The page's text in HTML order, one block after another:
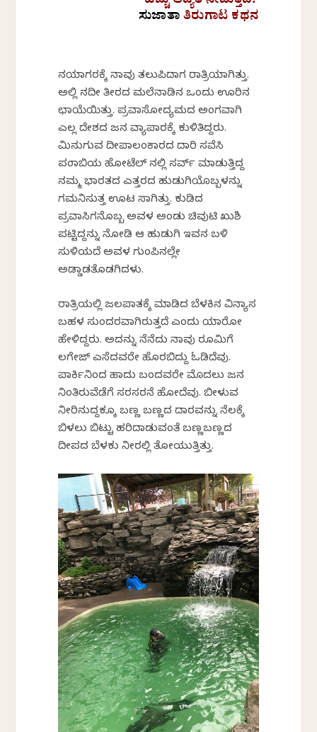
ಸುಜಾತಾತಿರುಗಾಟ ಕಥನ
ನಯಾಗರಕ್ಕೆ ನಾವು ತಲುಪಿದಾಗ ರಾತ್ರಿಯಾಗಿತ್ತು.
ಅಲ್ಲಿ ನದೀ ತೀರದ ಮಲೆನಾಡಿನ ಒಂದು ಊರಿನ
ಛಾಯೆಯಿತ್ತು. ಪ್ರವಾಸೋದ್ಯಮದ ಅಂಗವಾಗಿ
ಎಲ್ಲ ದೇಶದ ಜನ ವ್ಯಾಪಾರಕ್ಕೆ ಕುಳಿತಿದ್ದರು.
ಮಿನುಗುವ ದೀಪಾಲಂಕಾರದ ದಾರಿ ಸವೆಸಿ
ಪಂಜಾಬಿಯ ಹೋಟೆಲ್ ನಲ್ಲಿ ಸರ್ವ್ ಮಾಡುತ್ತಿದ್ದ
ನಮ್ಮ ಭಾರತದ ಎತ್ತರದ ಹುಡುಗಿಯೊಬ್ಬಳನ್ನು
ಗಮನಿಸುತ್ತ ಊಟ ಸಾಗಿತ್ತು. ಕುಡಿದ
ಪ್ರವಾಸಿಗನೊಬ್ಬ ಅವಳ ಅಂಡು ಚಿವುಟಿ ಖುಶಿ
ಪಟ್ಟಿದ್ದನ್ನು ನೋಡಿ ಆ ಹುಡುಗಿ ಇವನ ಬಳಿ
ಸುಳಿಯದೆ ಅವಳ ಗುಂಪಿನಲ್ಲೇ
ಅಡ್ಡಾಡತೊಡಗಿದಳು.
ರಾತ್ರಿಯಲ್ಲಿ ಜಲಪಾತಕ್ಕೆ ಮಾಡಿದ ಬೆಳಕಿನ ವಿನ್ಯಾಸ
ಬಹಳ ಸುಂದರವಾಗಿರುತ್ತದೆ ಎಂದು ಯಾರೋ
ಹೇಳಿದ್ದರು. ಅದನ್ನು ನೆನೆದು ನಾವು ರೂಮಿಗೆ
ಲಗೇಜ್ ಎಸೆದವರೇ ಹೊರಬಿದ್ದು ಓಡಿದೆವು.
ಪಾರ್ಕಿನಿಂದ ಹಾದು ಬಂದವರೇ ಮೊದಲು ಜನ
ನಿಂತಿರುವೆಡೆಗೆ ಸರಸರನೆ ಹೋದೆವು. ಬೀಳುವ
ನೀರಿನುದ್ದಕ್ಕೂ ಬಣ್ಣ ಬಣ್ಣದ ದಾರವನ್ನು ನೆಲಕ್ಕೆ
ಬಿಳಲು ಬಿಟ್ಟು ಹರಿದಾಡುವಂತೆ ಬಣ್ಣಬಣ್ಣದ
ದೀಪದ ಬೆಳಕು ನೀರಲ್ಲಿ ತೋಯುತ್ತಿತ್ತು.